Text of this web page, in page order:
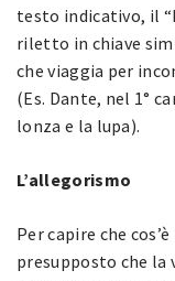
testo indicativo, il
riletto in chiave
che viaggia per
(Es. Dante, nel 1°
lonza e la lupa).
L’allegorismo
Per capire che
presupposto che la